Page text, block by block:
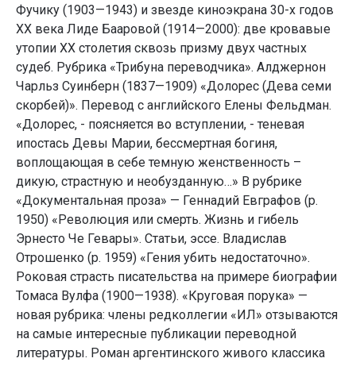
Фучику (1903—1943) и звезде киноэкрана 30-х годов
ХХ века Лиде Бааровой (1914—2000): две кровавые
утопии ХХ столетия сквозь призму двух частных
судеб. Рубрика «Трибуна переводчика». Алджернон
Чарльз Суинберн (1837—1909) «Долорес (Дева семи
скорбей)». Перевод с английского Елены Фельдман.
«Долорес, - поясняется во вступлении, - теневая
ипостась Девы Марии, бессмертная богиня,
воплощающая в себе темную женственность –
дикую, страстную и необузданную…» В рубрике
«Документальная проза» — Геннадий Евграфов (р.
1950) «Революция или смерть. Жизнь и гибель
Эрнесто Че Гевары». Статьи, эссе. Владислав
Отрошенко (р. 1959) «Гения убить недостаточно».
Роковая страсть писательства на примере биографии
Томаса Вулфа (1900—1938). «Круговая порука» —
новая рубрика: члены редколлегии «ИЛ» отзываются
на самые интересные публикации переводной
литературы. Роман аргентинского живого классика